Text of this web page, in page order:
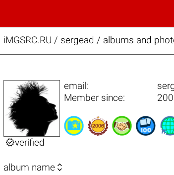
iMGSRC.RU / sergead / albums and
verified
email:
Member since:
album name 